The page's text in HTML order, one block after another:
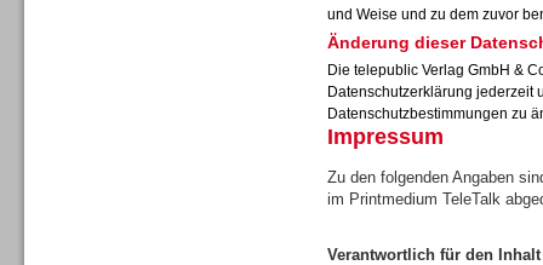
und Weise und zu dem zuvor
Änderung dieser
Die telepublic Verlag GmbH &
Datenschutzerklärung jederzeit
Datenschutzbestimmungen zu
Impressum
Zu den folgenden Angaben
im Printmedium TeleTalk
Verantwortlich für den